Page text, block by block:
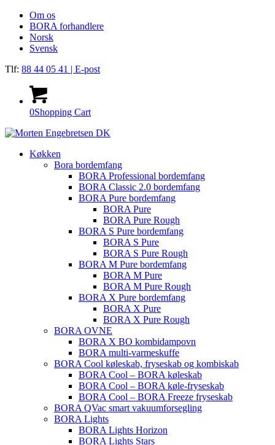
Om os
BORA forhandlere
Norsk
Svensk
Tlf: 88 44 05 41 | E-post
0Shopping Cart
Køkken
Bora bordemfang
BORA Professional bordemfang
BORA Classic 2.0 bordemfang
BORA Pure bordemfang
BORA Pure
BORA Pure Rough
BORA S Pure bordemfang
BORA S Pure
BORA S Pure Rough
BORA M Pure bordemfang
BORA M Pure
BORA M Pure Rough
BORA X Pure bordemfang
BORA X Pure
BORA X Pure Rough
BORA OVNE
BORA X BO kombidampovn
BORA multi-varmeskuffe
BORA Cool køleskab, fryseskab og kombiskab
BORA Cool – BORA køleskab
BORA Cool – BORA køle-fryseskab
BORA Cool – BORA Freeze fryseskab
BORA QVac smart vakuumforsegling
BORA Lights
BORA Lights Horizon
BORA Lights Stars